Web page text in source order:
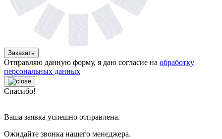
Заказать
Отправляю данную форму, я даю согласие на обработку
персональных данных
Спасибо!
Ваша заявка успешно отправлена.
Ожидайте звонка нашего менеджера.